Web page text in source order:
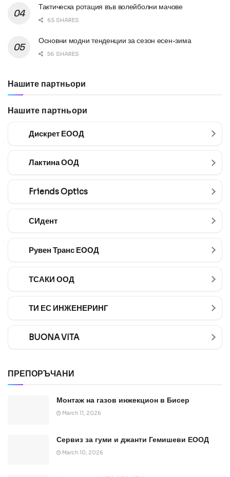
Тактическа ротация във волейболни мачове
65 SHARES
Основни модни тенденции за сезон есен-зима
56 SHARES
Нашите партньори
Нашите партньори
Дискрет ЕООД
Лактина ООД
Friends Optics
СИдент
Рувен Транс ЕООД
ТСАКИ ООД
ТИ ЕС ИНЖЕНЕРИНГ
BUONA VITA
ПРЕПОРЪЧАНИ
Монтаж на газов инжекцион в Бисер
March 11, 2026
Сервиз за гуми и джанти Гемишеви ЕООД
March 10, 2026